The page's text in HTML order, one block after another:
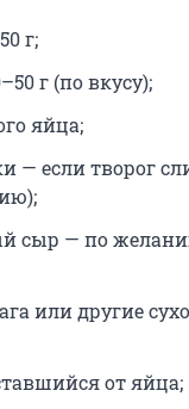
г;
г (по вкусу);
яйца;
— если творог
сыр — по
или другие
от яйца;